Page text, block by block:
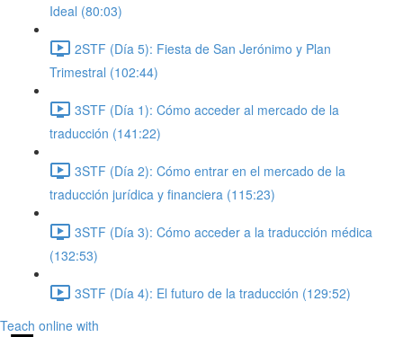
Ideal (80:03)
2STF (Día 5): Fiesta de San Jerónimo y Plan
Trimestral (102:44)
3STF (Día 1): Cómo acceder al mercado de la
traducción (141:22)
3STF (Día 2): Cómo entrar en el mercado de la
traducción jurídica y financiera (115:23)
3STF (Día 3): Cómo acceder a la traducción médica
(132:53)
3STF (Día 4): El futuro de la traducción (129:52)
Teach online with